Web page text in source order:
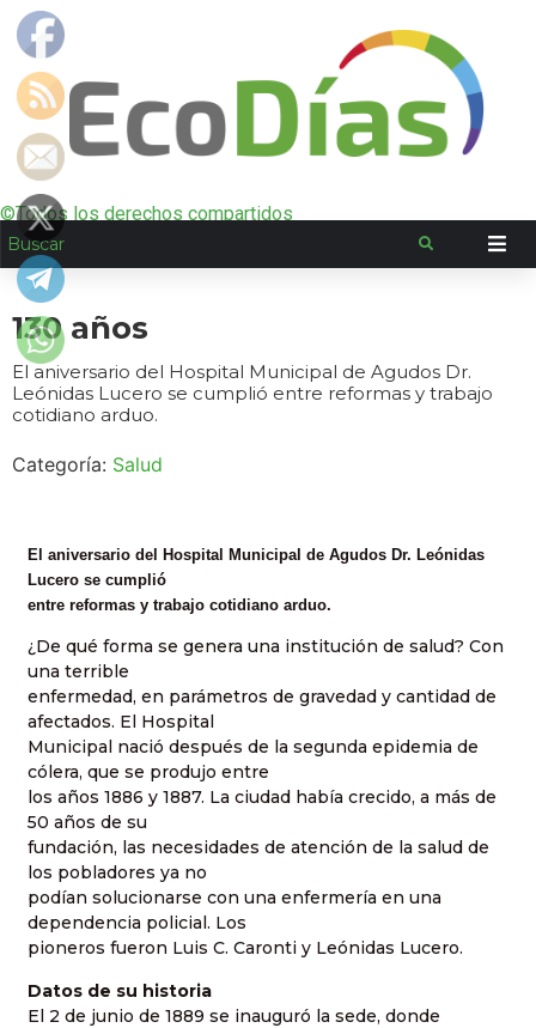
©Todos los derechos compartidos
130 años
El aniversario del Hospital Municipal de Agudos Dr.
Leónidas Lucero se cumplió entre reformas y trabajo
cotidiano arduo.
Categoría: Salud
El aniversario del Hospital Municipal de Agudos Dr. Leónidas
Lucero se cumplió
entre reformas y trabajo cotidiano arduo.
¿De qué forma se genera una institución de salud? Con
una terrible
enfermedad, en parámetros de gravedad y cantidad de
afectados. El Hospital
Municipal nació después de la segunda epidemia de
cólera, que se produjo entre
los años 1886 y 1887. La ciudad había crecido, a más de
50 años de su
fundación, las necesidades de atención de la salud de
los pobladores ya no
podían solucionarse con una enfermería en una
dependencia policial. Los
pioneros fueron Luis C. Caronti y Leónidas Lucero.
Datos de su historia
El 2 de junio de 1889 se inauguró la sede, donde